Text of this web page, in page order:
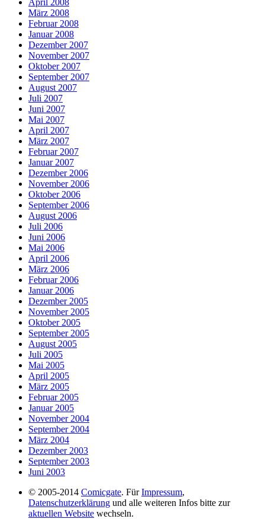
April 2008
März 2008
Februar 2008
Januar 2008
Dezember 2007
November 2007
Oktober 2007
September 2007
August 2007
Juli 2007
Juni 2007
Mai 2007
April 2007
März 2007
Februar 2007
Januar 2007
Dezember 2006
November 2006
Oktober 2006
September 2006
August 2006
Juli 2006
Juni 2006
Mai 2006
April 2006
März 2006
Februar 2006
Januar 2006
Dezember 2005
November 2005
Oktober 2005
September 2005
August 2005
Juli 2005
Mai 2005
April 2005
März 2005
Februar 2005
Januar 2005
November 2004
September 2004
März 2004
Dezember 2003
September 2003
Juni 2003
© 2005-2014 Comicgate. FürImpressum,
Datenschutzerklärung und alle weiteren Infos bitte zur
aktuellen Website wechseln.